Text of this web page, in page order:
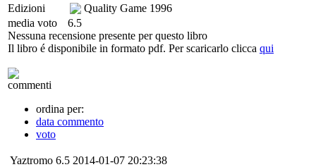
Edizioni
Quality Game 1996
media voto
6.5
Nessuna recensione presente per questo libro
Il libro é disponibile in formato pdf. Per scaricarlo clicca qui
commenti
ordina per:
data commento
voto
Yaztromo 6.5 2014-01-07 20:23:38